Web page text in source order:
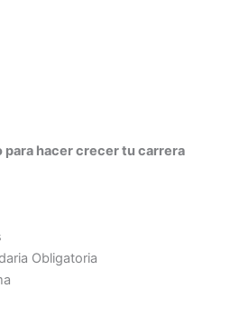
para hacer crecer tu carrera
Obligatoria